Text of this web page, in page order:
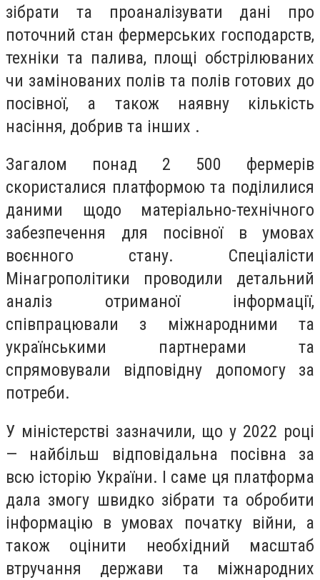
зібрати та проаналізувати дані про
поточний стан фермерських господарств,
техніки та палива, площі обстрілюваних
чи замінованих полів та полів готових до
посівної, а також наявну кількість
насіння, добрив та інших .
Загалом понад 2 500 фермерів
скористалися платформою та поділилися
даними щодо матеріально-технічного
забезпечення для посівної в умовах
воєнного стану. Спеціалісти
Мінагрополітики проводили детальний
аналіз отриманої інформації,
співпрацювали з міжнародними та
українськими партнерами та
спрямовували відповідну допомогу за
потреби.
У міністерстві зазначили, що у 2022 році
— найбільш відповідальна посівна за
всю історію України. І саме ця платформа
дала змогу швидко зібрати та обробити
інформацію в умовах початку війни, а
також оцінити необхідний масштаб
втручання держави та міжнародних